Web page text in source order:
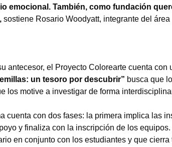
emocional. También, como fundación
sostiene Rosario Woodyatt, integrante del
antecesor, el Proyecto Colorearte cuenta
un tesoro por descubrir” busca que
los motive a investigar de forma
cuenta con dos fases: la primera implica las
y finaliza con la inscripción de los
en conjunto con los estudiantes y que